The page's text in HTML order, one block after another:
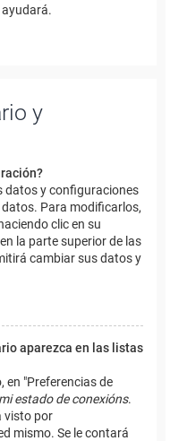
y
datos y configuraciones
Para modificarlos,
clic en su
la parte superior de las
cambiar sus datos y
aparezca en las listas
en "Preferencias de
estado de conexións.
visto por
mismo. Se le contará